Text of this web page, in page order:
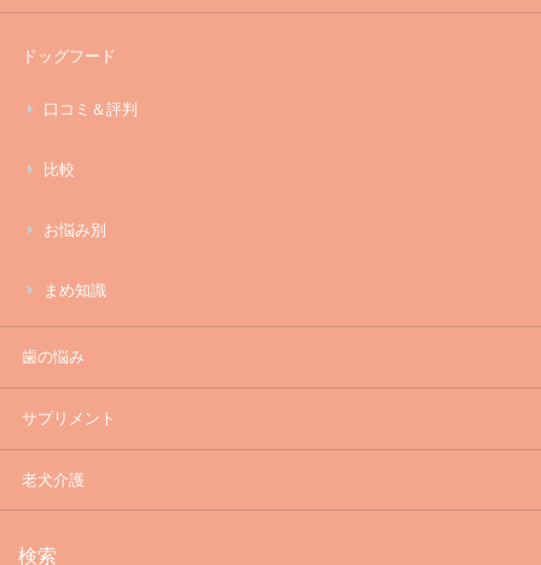
ドッグフード
口コミ＆評判
比較
お悩み別
まめ知識
歯の悩み
サプリメント
老犬介護
検索